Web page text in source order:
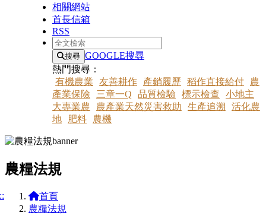
相關網站
首長信箱
RSS
全文檢索
搜尋 GOOGLE搜尋
熱門搜尋：
有機農業
友善耕作 產銷履歷 稻作直接給付
農
產業保險
三章一Q 品質檢驗 標示檢查
小地主
大專業農
農產業天然災害救助 生產追溯
活化農
地
肥料 農機
農糧法規
首頁
農糧法規